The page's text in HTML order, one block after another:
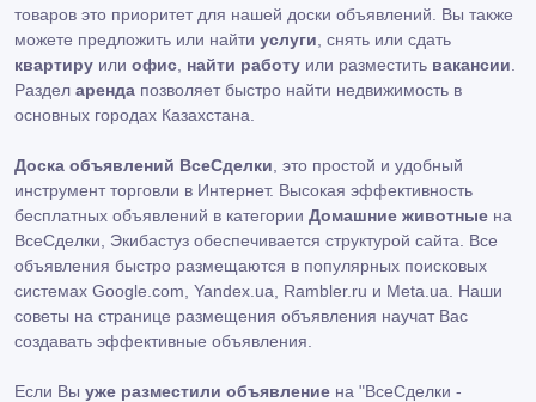
товаров это приоритет для нашей доски объявлений. Вы также
можете предложить или найти услуги , снять или сдать
квартиру или офис найти работу или разместить вакансии
Раздел аренда позволяет быстро найти недвижимость в
основных городах Казахстана.
Доска объявлений ВсеСделки , это простой и удобный
инструмент торговли в Интернет. Высокая эффективность
бесплатных объявлений в категории Домашние животные на
ВсеСделки, Экибастуз обеспечивается структурой сайта. Все
объявления быстро размещаются в популярных поисковых
системах Google.com, Yandex.ua, Rambler.ru и Meta.ua. Наши
советы на странице размещения объявления научат Вас
создавать эффективные объявления.
Если Вы уже разместили объявление на "ВсеСделки -